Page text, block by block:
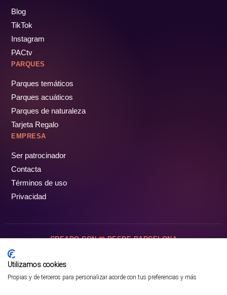
Blog
TikTok
Instagram
PACtv
PARQUES
Parques temáticos
Parques acuáticos
Parques de naturaleza
Tarjeta Regalo
EMPRESA
Ser patrocinador
Contacta
Términos de uso
Privacidad
CREADO CON DESDE BARCELONA
Utilizamos cookies
Propias y de terceros para personalizar acorde con tus preferencias y más